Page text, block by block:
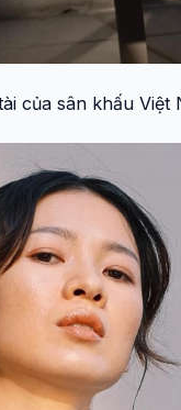
của sân khấu Việt